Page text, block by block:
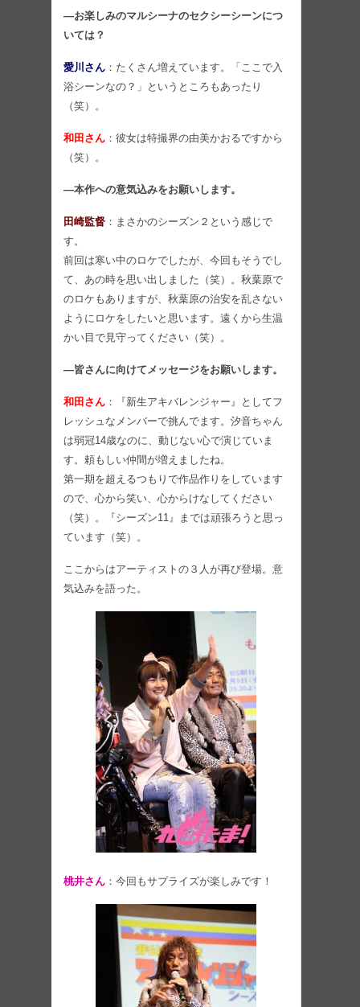
―お楽しみのマルシーナのセクシーシーンにつ
いては？
愛川さん ：たくさん増えています。「ここで入
浴シーンなの？」というところもあったり
（笑）。
和田さん ：彼女は特撮界の由美かおるですから
（笑）。
―本作への意気込みをお願いします。
田崎監督 ：まさかのシーズン２という感じで
す。
前回は寒い中のロケでしたが、今回もそうでし
て、あの時を思い出しました（笑）。秋葉原で
のロケもありますが、秋葉原の治安を乱さない
ようにロケをしたいと思います。遠くから生温
かい目で見守ってください（笑）。
―皆さんに向けてメッセージをお願いします。
和田さん ：『新生アキバレンジャー』としてフ
レッシュなメンバーで挑んでます。汐音ちゃん
は弱冠14歳なのに、動じない心で演じていま
す。頼もしい仲間が増えましたね。
第一期を超えるつもりで作品作りをしています
ので、心から笑い、心からけなしてください
（笑）。『シーズン11』までは頑張ろうと思っ
ています（笑）。
ここからはアーティストの３人が再び登場。意
気込みを語った。
桃井さん ：今回もサプライズが楽しみです！